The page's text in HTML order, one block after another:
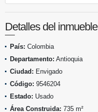
Detalles del inmueble
País: Colombia
Departamento: Antioquia
Ciudad: Envigado
Código: 9546204
Estado: Usado
Área Construida: 735 m²